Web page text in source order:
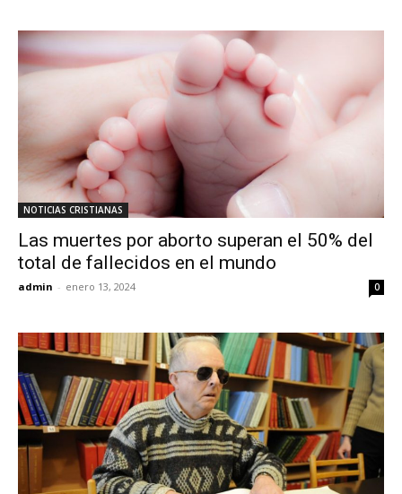
NOTICIAS CRISTIANAS
Las muertes por aborto superan el 50% del
total de fallecidos en el mundo
admin - enero 13, 2024 0